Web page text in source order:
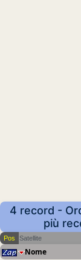
4 record -
più
Pos Satellite
Nome